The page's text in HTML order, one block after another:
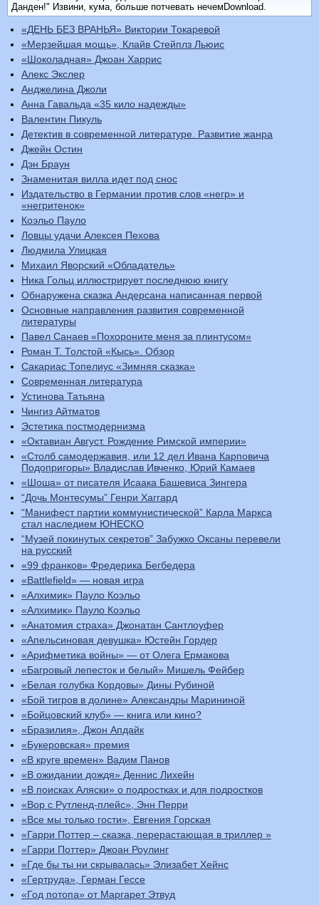
Данден!" Извини, кума, больше потчевать нечемDownload.
«ДЕНЬ БЕЗ ВРАНЬЯ» Виктории Токаревой
«Мерзейшая мощь», Клайв Стейплз Льюис
«Шоколадная» Джоан Харрис
Алекс Экслер
Анджелина Джоли
Анна Гавальда «35 кило надежды»
Валентин Пикуль
Детектив в современной литературе. Развитие жанра
Джейн Остин
Дэн Браун
Знаменитая вилла идет под снос
Издательство в Германии против слов «негр» и
«негритенок»
Коэльо Пауло
Ловцы удачи Алексея Пехова
Людмила Улицкая
Михаил Яворский «Обладатель»
Ника Гольц иллюстрирует последнюю книгу
Обнаружена сказка Андерсана написанная первой
Основные направления развития современной
литературы
Павел Санаев «Похороните меня за плинтусом»
Роман Т. Толстой «Кысь». Обзор
Сакариас Топелиус «Зимняя сказка»
Современная литература
Устинова Татьяна
Чингиз Айтматов
Эстетика постмодернизма
«Октавиан Август. Рождение Римской империи»
«Столб самодержавия, или 12 дел Ивана Карповича
Подопригоры» Владислав Ивченко, Юрий Камаев
«Шоша» от писателя Исаака Башевиса Зингера
“Дочь Монтесумы” Генри Хаггард
“Манифест партии коммунистической” Карла Маркса
стал наследием ЮНЕСКО
“Музей покинутых секретов” Забужко Оксаны перевели
на русский
«99 франков» Фредерика Бегбедера
«Battlefield» — новая игра
«Алхимик» Пауло Коэльо
«Алхимик» Пауло Коэльо
«Анатомия страха» Джонатан Сантлоуфер
«Апельсиновая девушка» Юстейн Гордер
«Арифметика войны» — от Олега Ермакова
«Багровый лепесток и белый» Мишель Фейбер
«Белая голубка Кордовы» Дины Рубиной
«Бой тигров в долине» Александры Марининой
«Бойцовский клуб» — книга или кино?
«Бразилия», Джон Апдайк
«Букеровская» премия
«В круге времен» Вадим Панов
«В ожидании дождя» Деннис Лихейн
«В поисках Аляски» о подростках и для подростков
«Вор с Рутленд-плейс», Энн Перри
«Все мы только гости», Евгения Горская
«Гарри Поттер – сказка, перерастающая в триллер »
«Гарри Поттер» Джоан Роулинг
«Где бы ты ни скрывалась» Элизабет Хейнс
«Гертруда», Герман Гессе
«Год потопа» от Маргарет Этвуд